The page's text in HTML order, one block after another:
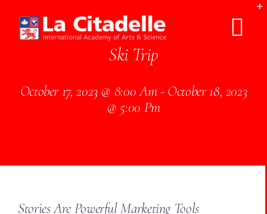
content
Ski Trip
October 17, 2023 @ 8:00 Am - October 18, 2023
@ 5:00 Pm
Stories Are Powerful Marketing Tools